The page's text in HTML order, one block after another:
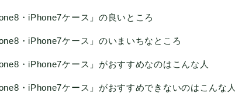
・iPhone7ケース」の良いところ
・iPhone7ケース」のいまいちなところ
・iPhone7ケース」がおすすめなのはこんな人
・iPhone7ケース」がおすすめできないのはこんな人